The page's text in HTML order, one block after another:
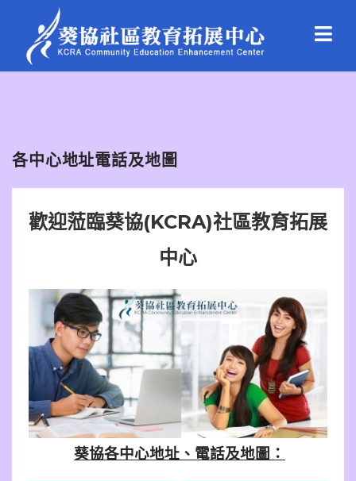
各中心地址電話及地圖
歡迎蒞臨葵協(KCRA)社區教育拓展
中心
葵協各中心地址、電話及地圖：